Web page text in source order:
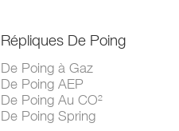
Répliques De Poing
De Poing à Gaz
De Poing AEP
De Poing Au CO²
De Poing Spring